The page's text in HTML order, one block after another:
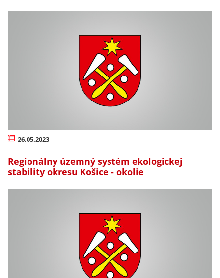
26.05.2023
Regionálny územný systém ekologickej
stability okresu Košice - okolie